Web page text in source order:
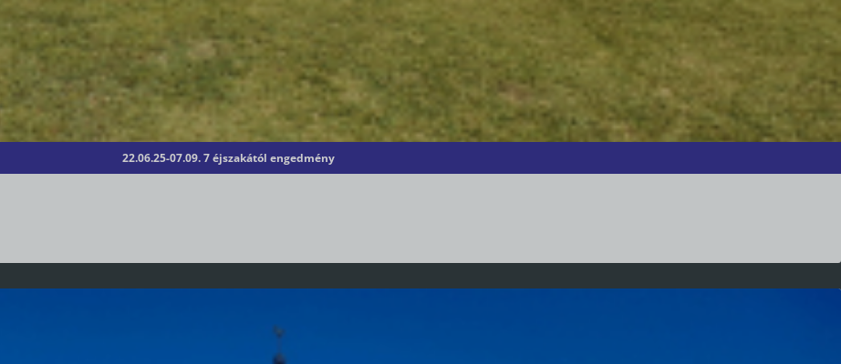
22.06.25-07.09. 7 éjszakától engedmény